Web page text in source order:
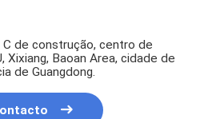
C de construção, centro de
Xixiang, Baoan Area, cidade de
de Guangdong.